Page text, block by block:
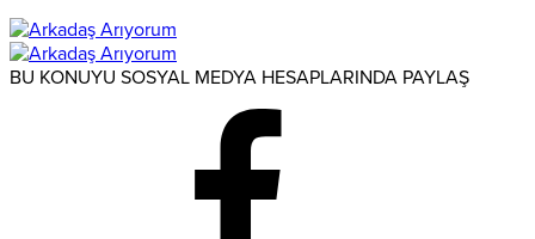
BU KONUYU SOSYAL MEDYA HESAPLARINDA PAYLAŞ